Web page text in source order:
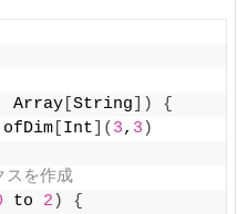
Array String ])
{
Int ]( 3, 3 )
を作成
to 2 )
{